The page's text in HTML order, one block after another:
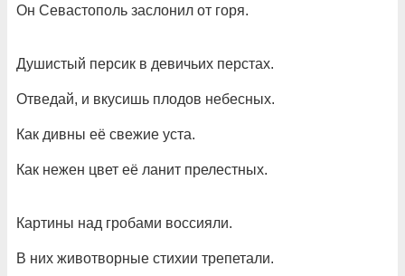
Он Севастополь заслонил от горя.
Душистый персик в девичьих перстах.
Отведай, и вкусишь плодов небесных.
Как дивны её свежие уста.
Как нежен цвет её ланит прелестных.
Картины над гробами воссияли.
В них животворные стихии трепетали.